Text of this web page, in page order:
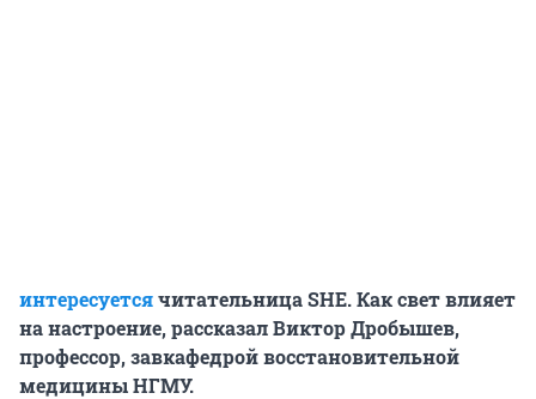
интересуетсячитательница SHE. Как свет влияет
на настроение, рассказал Виктор Дробышев,
профессор, завкафедрой восстановительной
медицины НГМУ.